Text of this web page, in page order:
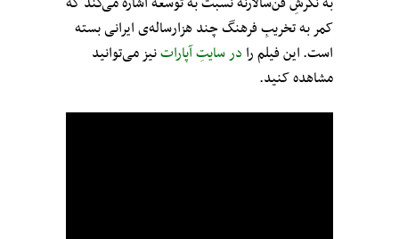
کمر به تخریبِ فرهنگ چند هزارساله‌‌ی ایرانی بسته
است. این فیلم را در سایتِ آپاراتنیز می‌توانید
مشاهده کنید.